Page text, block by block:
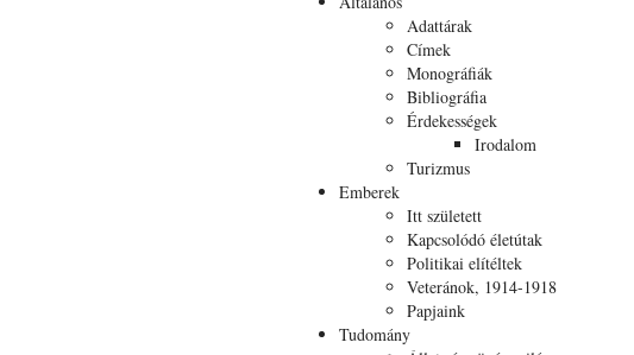
Adattárak
Címek
Monográfiák
Bibliográfia
Érdekességek
Irodalom
Turizmus
Emberek
Itt született
Kapcsolódó életútak
Politikai elítéltek
Veteránok, 1914-1918
Papjaink
Tudomány